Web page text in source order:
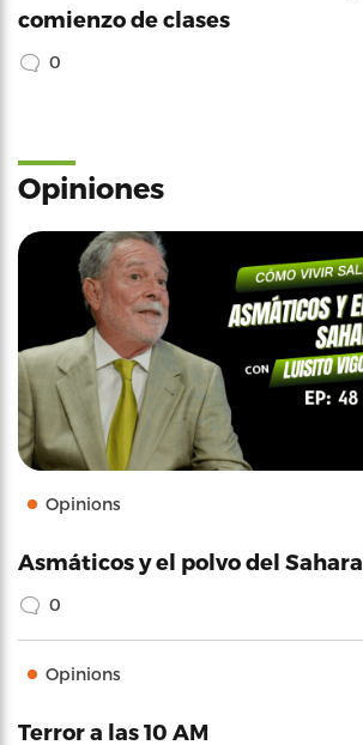
comienzo de clases
0
Opiniones
Opinions
Asmáticos y el polvo del Sahara
0
Opinions
Terror a las 10 AM